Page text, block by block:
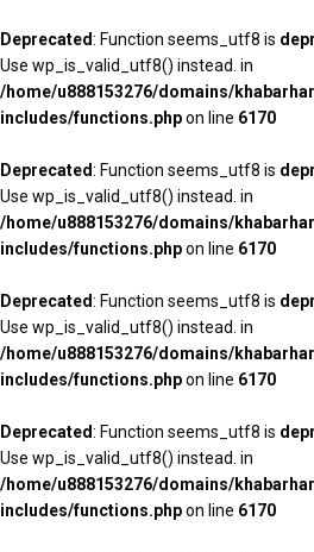
Deprecated: Function seems_utf8 is
Use wp_is_valid_utf8() instead. in
/home/u888153276/domains/
includes/functions.phpon line 6170
Deprecated: Function seems_utf8 is
Use wp_is_valid_utf8() instead. in
/home/u888153276/domains/
includes/functions.phpon line 6170
Deprecated: Function seems_utf8 is
Use wp_is_valid_utf8() instead. in
/home/u888153276/domains/
includes/functions.phpon line 6170
Deprecated: Function seems_utf8 is
Use wp_is_valid_utf8() instead. in
/home/u888153276/domains/
includes/functions.phpon line 6170